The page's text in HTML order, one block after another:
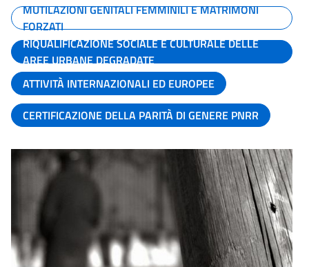
MUTILAZIONI GENITALI FEMMINILI E MATRIMONI
FORZATI
RIQUALIFICAZIONE SOCIALE E CULTURALE DELLE
AREE URBANE DEGRADATE
ATTIVITÀ INTERNAZIONALI ED EUROPEE
CERTIFICAZIONE DELLA PARITÀ DI GENERE PNRR